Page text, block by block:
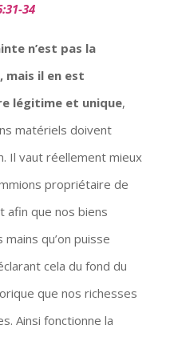
34
n’est pas la
il en est
légitime et unique,
matériels doivent
Il vaut réellement mieux
propriétaire de
afin que nos biens
qu’on puisse
cela du fond du
que nos richesses
Ainsi fonctionne la